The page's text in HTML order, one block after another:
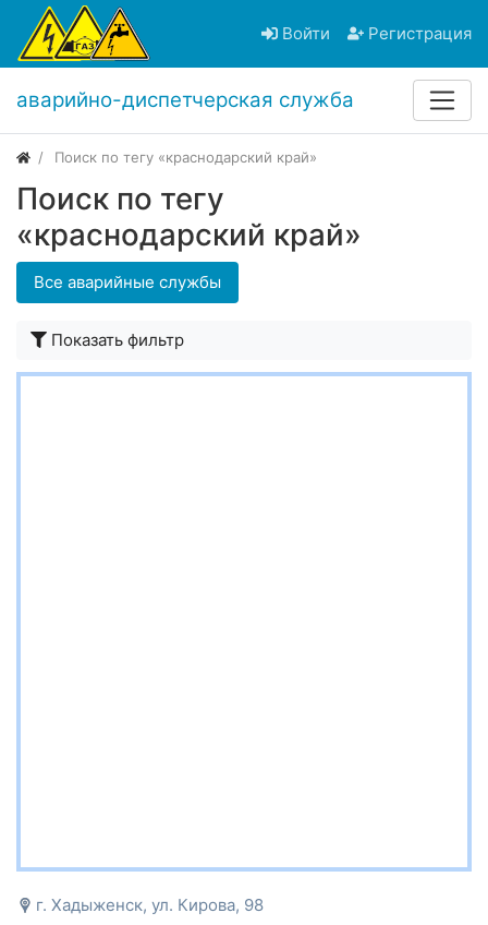
Войти Регистрация
аварийно-диспетчерская служба
Поиск по тегу «краснодарский край»
Поиск по тегу
«краснодарский край»
Все аварийные службы
Показать фильтр
г. Хадыженск, ул. Кирова, 98